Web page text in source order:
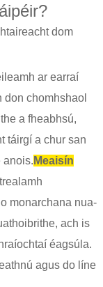
dom
ar earraí
chomhshaol
a fheabhsú,
táirgí a chur san
anois. Meaisín
monarchana nua-
ach is
éagsúla.
agus do líne